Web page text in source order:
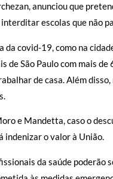
anunciou que
escolas que não
covid-19, como na
São Paulo com mais
de casa. Além
e Mandetta, caso o
indenizar o valor à União.
da saúde